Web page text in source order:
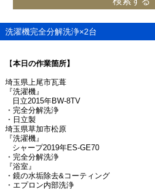
洗濯機完全分解洗浄×2台
【本日の作業箇所】
埼玉県上尾市瓦葺
『洗濯機』
日立2015年BW-8TV
・完全分解洗浄
・日立製
埼玉県草加市松原
『洗濯機』
シャープ2019年ES-GE70
・完全分解洗浄
『浴室』
・鏡の水垢除去& コーティング
・エプロン内部洗浄